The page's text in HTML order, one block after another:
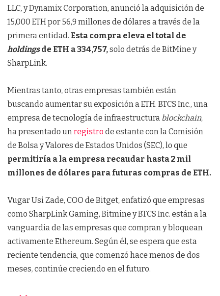
LLC, y Dynamix Corporation, anunció la adquisición de
15,000 ETH por 56,9 millones de dólares a través de la
primera entidad. Esta compra eleva el total de
holdingsde ETH a 334,757, solo detrás de BitMine y
SharpLink.
Mientras tanto, otras empresas también están
buscando aumentar su exposición a ETH. BTCS Inc., una
empresa de tecnología de infraestructura blockchain,
ha presentado un registro de estante con la Comisión
de Bolsa y Valores de Estados Unidos (SEC), lo que
permitiría a la empresa recaudar hasta 2 mil
millones de dólares para futuras compras de ETH.
Vugar Usi Zade, COO de Bitget, enfatizó que empresas
como SharpLink Gaming, Bitmine y BTCS Inc. están a la
vanguardia de las empresas que compran y bloquean
activamente Ethereum. Según él, se espera que esta
reciente tendencia, que comenzó hace menos de dos
meses, continúe creciendo en el futuro.